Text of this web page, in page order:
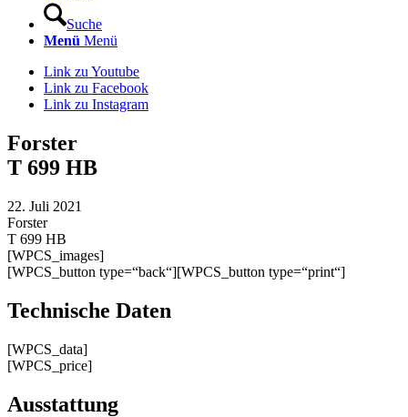
Suche
Menü Menü
Link zu Youtube
Link zu Facebook
Link zu Instagram
Forster
T 699 HB
22. Juli 2021
Forster
T 699 HB
[WPCS_images]
[WPCS_button type=“back“][WPCS_button type=“print“]
Technische Daten
[WPCS_data]
[WPCS_price]
Ausstattung